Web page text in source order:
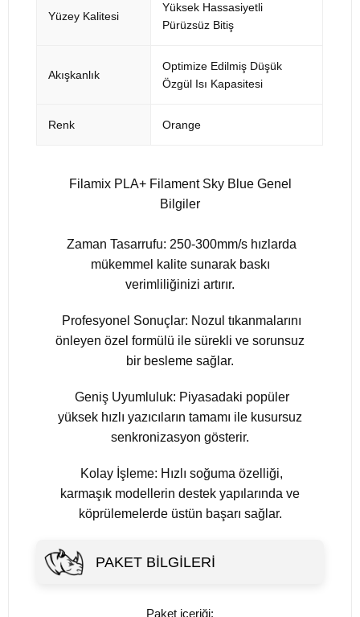
Yüzey Kalitesi
Yüksek Hassasiyetli
Pürüzsüz Bitiş
Akışkanlık
Optimize Edilmiş Düşük
Özgül Isı Kapasitesi
Renk Orange
Filamix PLA+ Filament Sky Blue Genel
Bilgiler
Zaman Tasarrufu: 250-300mm/s hızlarda
mükemmel kalite sunarak baskı
verimliliğinizi artırır.
Profesyonel Sonuçlar: Nozul tıkanmalarını
önleyen özel formülü ile sürekli ve sorunsuz
bir besleme sağlar.
Geniş Uyumluluk: Piyasadaki popüler
yüksek hızlı yazıcıların tamamı ile kusursuz
senkronizasyon gösterir.
Kolay İşleme: Hızlı soğuma özelliği,
karmaşık modellerin destek yapılarında ve
köprülemelerde üstün başarı sağlar.
PAKET BILGILERI
Paket içeriği: